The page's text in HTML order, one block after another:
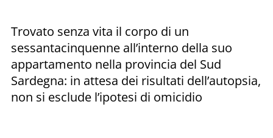
Trovato senza vita il corpo di un
sessantacinquenne all’interno della suo
appartamento nella provincia del Sud
Sardegna: in attesa dei risultati dell’autopsia,
non si esclude l’ipotesi di omicidio